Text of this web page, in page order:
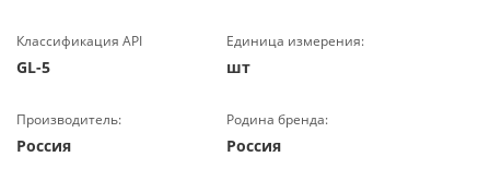
Классификация API
GL-5
Единица измерения:
шт
Производитель:
Россия
Родина бренда:
Россия